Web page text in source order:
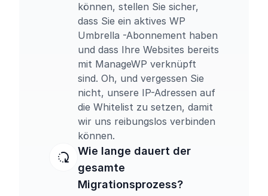
können, stellen Sie sicher,
dass Sie ein aktives WP
Umbrella -Abonnement haben
und dass Ihre Websites bereits
mit ManageWP verknüpft
sind. Oh, und vergessen Sie
nicht, unsere IP-Adressen auf
die Whitelist zu setzen, damit
wir uns reibungslos verbinden
können.
Wie lange dauert der
gesamte
Migrationsprozess?